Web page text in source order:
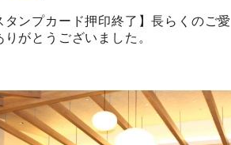
タンプカード押印終了】長らくのご愛
りがとうございました。